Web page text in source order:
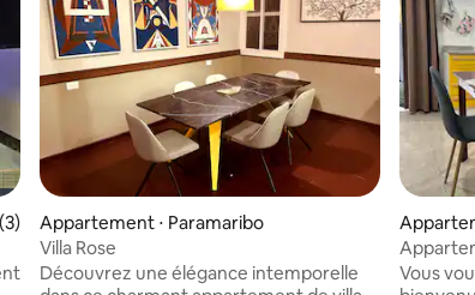
: 4,88 sur 5
moyenne sur la base de 3 commentaires : 4,67 sur 5
Appartement ⋅ Paramaribo
Villa Rose
Découvrez une élégance intemporelle
Vous